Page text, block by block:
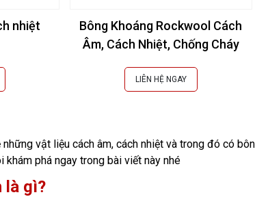
nhiệt
Bông Khoáng Rockwool Cách
Âm, Cách Nhiệt, Chống Cháy
LIÊN HỆ NGAY
những vật liệu cách âm, cách nhiệt và trong đó có
khám phá ngay trong bài viết này nhé
là gì?